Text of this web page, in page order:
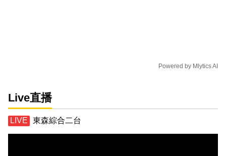
Powered by Mlytics AI
Live直播
東森綜合二台